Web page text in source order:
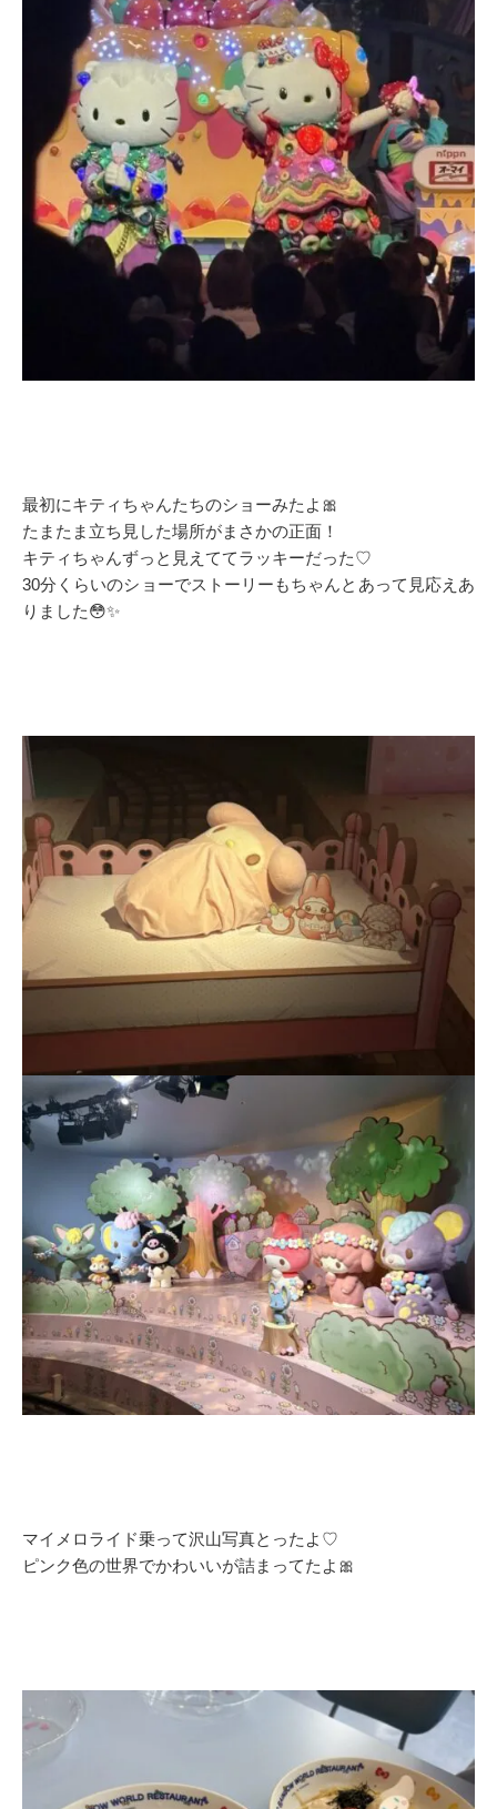
最初にキティちゃんたちのショーみたよ🎀
たまたま立ち見した場所がまさかの正面！
キティちゃんずっと見えててラッキーだった♡
30分くらいのショーでストーリーもちゃんとあって見応えあ
りました😳✨
マイメロライド乗って沢山写真とったよ♡
ピンク色の世界でかわいいが詰まってたよ🎀